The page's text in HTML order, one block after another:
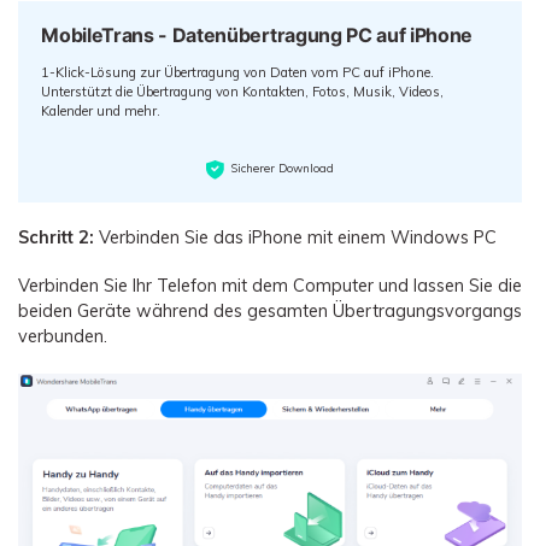
MobileTrans - Datenübertragung PC auf iPhone
1-Klick-Lösung zur Übertragung von Daten vom PC auf iPhone.
Unterstützt die Übertragung von Kontakten, Fotos, Musik, Videos,
Kalender und mehr.
Sicherer Download
Schritt 2: Verbinden Sie das iPhone mit einem Windows PC
Verbinden Sie Ihr Telefon mit dem Computer und lassen Sie die
beiden Geräte während des gesamten Übertragungsvorgangs
verbunden.